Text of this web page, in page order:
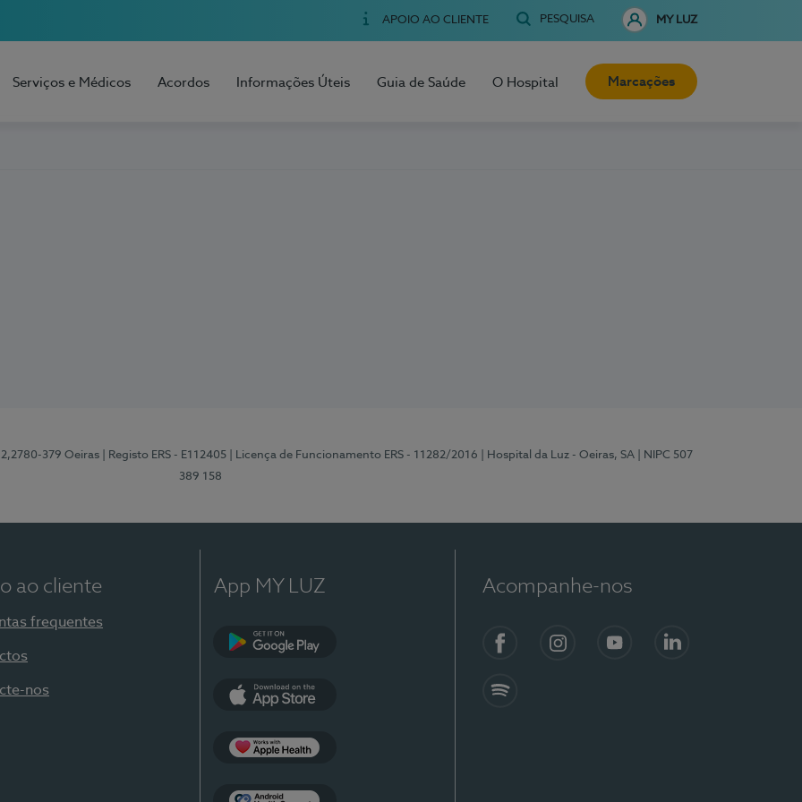
APOIO AO CLIENTE PESQUISA MY LUZ
Serviços e Médicos Acordos Informações Úteis Guia de Saúde O Hospital Marcações
379 Oeiras | Registo ERS - E112405 | Licença de Funcionamento ERS - 11282/2016 | Hospital da Luz - Oeiras, SA
| NIPC 507
389 158
ao cliente
frequentes
nos
App MY LUZ Acompanhe-nos